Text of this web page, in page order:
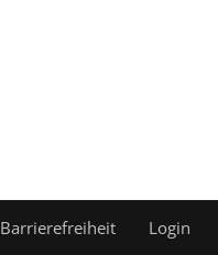
Barrierefreiheit Login